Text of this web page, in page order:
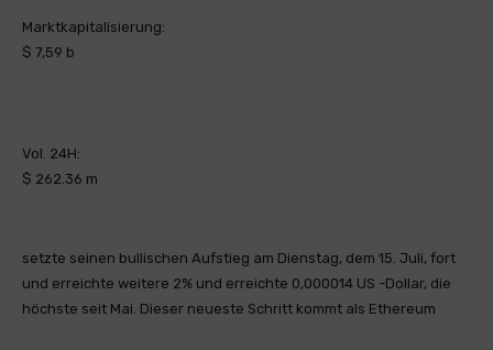
Marktkapitalisierung:
$ 7,59 b
Vol. 24H:
$ 262.36 m
setzte seinen bullischen Aufstieg am Dienstag, dem 15. Juli, fort
und erreichte weitere 2% und erreichte 0,000014 US -Dollar, die
höchste seit Mai. Dieser neueste Schritt kommt als Ethereum